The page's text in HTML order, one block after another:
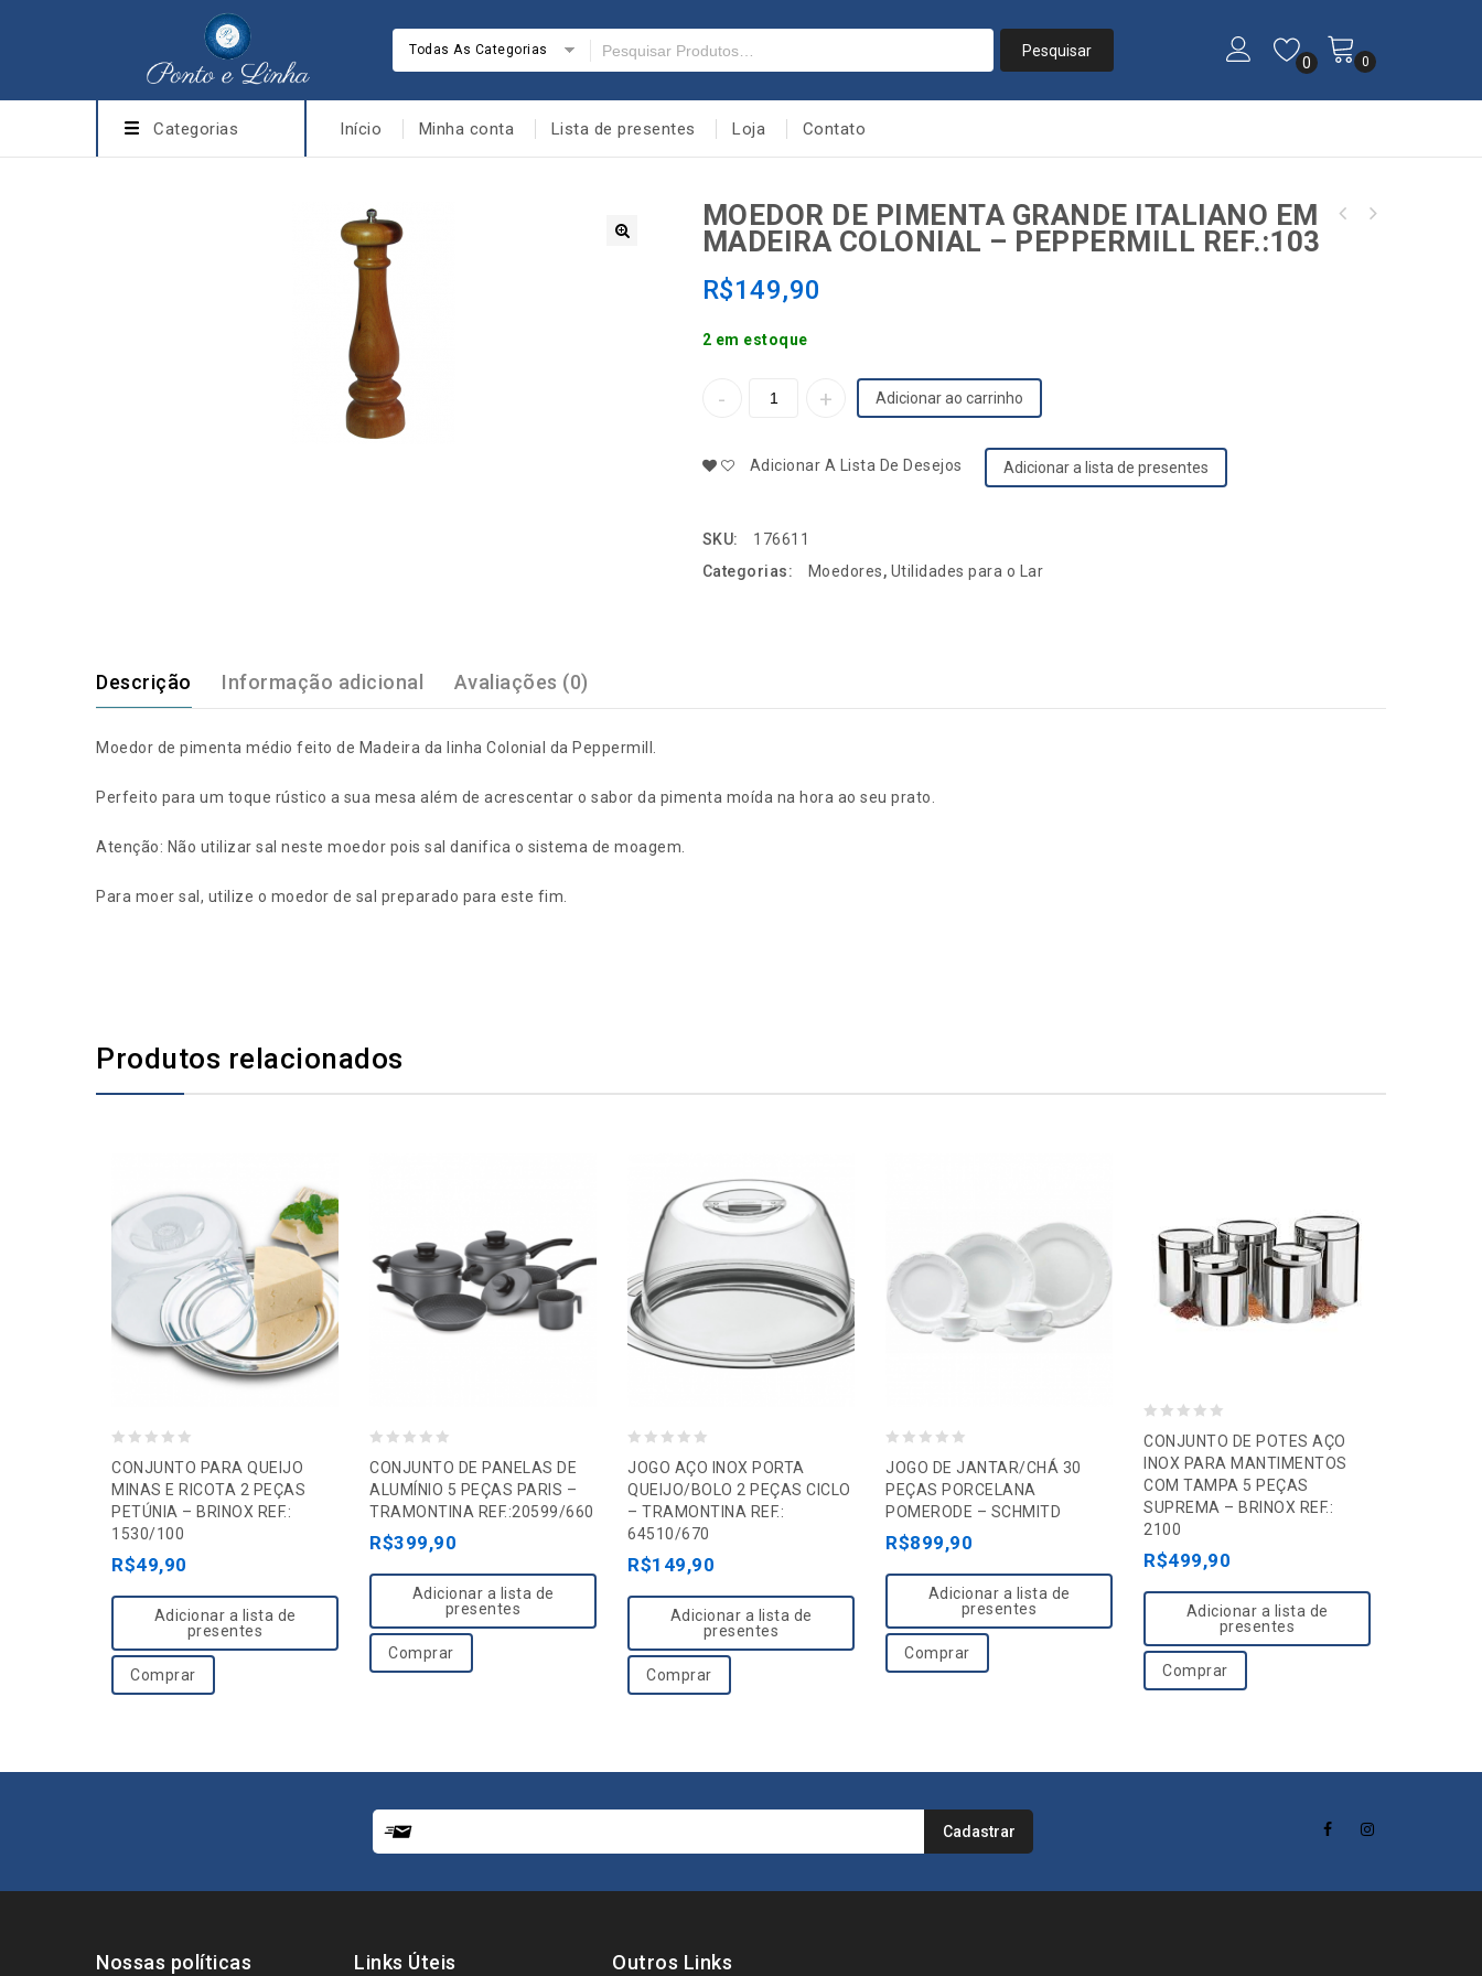
Todas As Categorias
0 0
Categorias Início Minha conta Lista de presentes Loja Contato
MOEDOR DE PIMENTA GRANDE ITALIANO EM
MADEIRA COLONIAL – PEPPERMILL REF.:103
R$149,90
2 em estoque
Adicionar ao carrinho
Adicionar A Lista De Desejos Adicionar a lista de presentes
SKU:
176611
Categorias:
Moedores, Utilidades para o Lar
Descrição Informação adicional Avaliações (0)
Moedor de pimenta médio feito de Madeira da linha Colonial da Peppermill.
Perfeito para um toque rústico a sua mesa além de acrescentar o sabor da pimenta moída na hora ao seu prato.
Atenção: Não utilizar sal neste moedor pois sal danifica o sistema de moagem.
Para moer sal, utilize o moedor de sal preparado para este fim.
Produtos relacionados
o
u
t
o
f
CONJUNTO PARA QUEIJO
MINAS E RICOTA 2 PEÇAS
PETÚNIA – BRINOX REF.:
1530/100
R$49,90
Adicionar a lista de
presentes
Comprar
o
t
5
CONJUNTO DE PANELAS DE
ALUMÍNIO 5 PEÇAS PARIS –
TRAMONTINA REF.:20599/660
R$399,90
Adicionar a lista de
presentes
Comprar
o
u
t
o
f
JOGO AÇO INOX PORTA
QUEIJO/BOLO 2 PEÇAS CICLO
– TRAMONTINA REF.:
64510/670
R$149,90
Adicionar a lista de
presentes
Comprar
o
u
t
5
JOGO DE JANTAR/CHÁ 30
PEÇAS PORCELANA
POMERODE – SCHMITD
R$899,90
Adicionar a lista de
presentes
Comprar
o
u
t
f
5
CONJUNTO DE POTES AÇO
INOX PARA MANTIMENTOS
COM TAMPA 5 PEÇAS
SUPREMA – BRINOX REF.:
2100
R$499,90
Adicionar a lista de
presentes
Comprar
Nossas políticas Links Úteis Outros Links